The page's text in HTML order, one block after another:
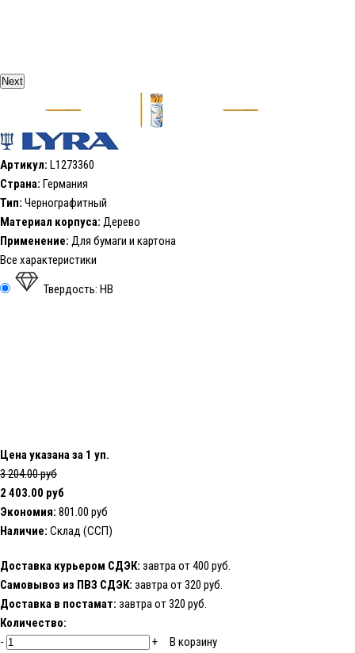
Next
Артикул: L1273360
Страна: Германия
Тип: Чернографитный
Материал корпуса: Дерево
Применение: Для бумаги и картона
Все характеристики
Твердость: HB
Цена указана за 1 уп.
3 204.00 руб
2 403.00 руб
Экономия: 801.00 руб
Наличие: Склад (ССП)
Доставка курьером СДЭК: завтра от 400 руб.
Самовывоз из ПВЗ СДЭК: завтра от 320 руб.
Доставка в постамат: завтра от 320 руб.
Количество:
-
+
В корзину